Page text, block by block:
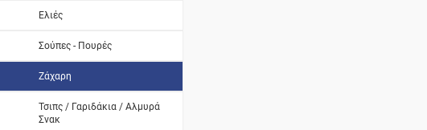
Ελιές
Σούπες - Πουρές
Ζάχαρη
Τσιπς / Γαριδάκια / Αλμυρά
Σνακ